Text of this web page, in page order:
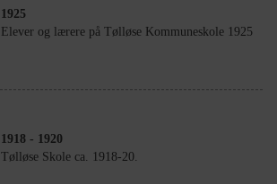
1925
Elever og lærere på Tølløse Kommuneskole 1925
1918 - 1920
Tølløse Skole ca. 1918-20.